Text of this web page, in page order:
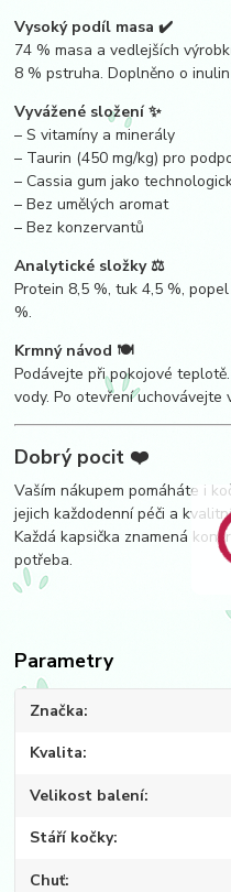
Vysoký podíl masa ✔️
74 % masa a vedlejších
8 % pstruha. Doplněno o
Vyvážené složení ✨
– S vitamíny a minerály
– Taurin (450 mg/kg) pro
– Cassia gum jako
– Bez umělých aromat
– Bez konzervantů
Analytické složky ⚖️
Protein 8,5 %, tuk 4,5 %,
%.
Krmný návod 🍽️
Podávejte při pokojové
vody. Po otevření uchovávejte
Dobrý pocit ❤️
Vaším nákupem pomáháte i
jejich každodenní péči a
Každá kapsička znamená
potřeba.
Parametry
Značka
Kvalita
Velikost balení
Stáří kočky
Chuť